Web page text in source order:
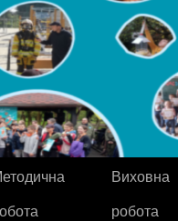
Виховна
робота